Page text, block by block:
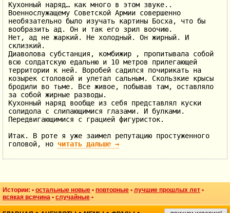
Кухонный наряд… как много в этом звуке..
Военнослужащему Советской Армии совершенно
необязательно было изучать картины Босха, что бы
вообразить ад. Он и так его зрил воочию.
Нет, ад не жаркий. Не холодный. Он жирный. И
склизкий.
Диаволова субстанция, комбижир , пропитывала собой
всю солдатскую едальню и 10 метров прилегающей
территории к ней. Воробей садился почирикать на
козырек столовой и улетал сальным. Скользкие крысы
бродили во тьме. Все живое, побывав там, оставляло
за собой жирные разводы.
Кухонный наряд вообще из себя представлял куски
солидола с слипающимися глазами. И булками.
Передвигающимися с грацией фигуристок.
Итак. В роте я уже заимел репутацию простуженного
головой, но читать дальше →
Истории: • остальные новые • повторные • лучшие прошлых лет •
всякая всячина • случайные •